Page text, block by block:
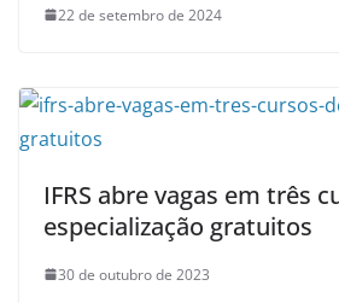
22 de setembro de 2024
IFRS abre vagas em três
especialização gratuitos
30 de outubro de 2023